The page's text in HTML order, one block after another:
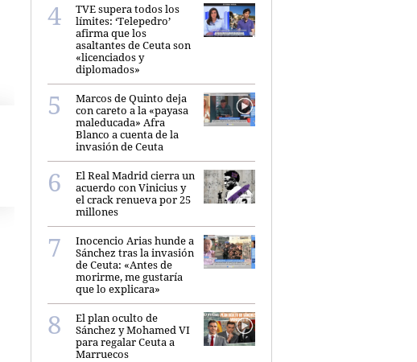
TVE supera todos los
límites: ‘Telepedro’
afirma que los
asaltantes de Ceuta son
«licenciados y
diplomados»
Marcos de Quinto deja
con careto a la «payasa
maleducada» Afra
Blanco a cuenta de la
invasión de Ceuta
El Real Madrid cierra un
acuerdo con Vinicius y
el crack renueva por 25
millones
Inocencio Arias hunde a
Sánchez tras la invasión
de Ceuta: «Antes de
morirme, me gustaría
que lo explicara»
El plan oculto de
Sánchez y Mohamed VI
para regalar Ceuta a
Marruecos